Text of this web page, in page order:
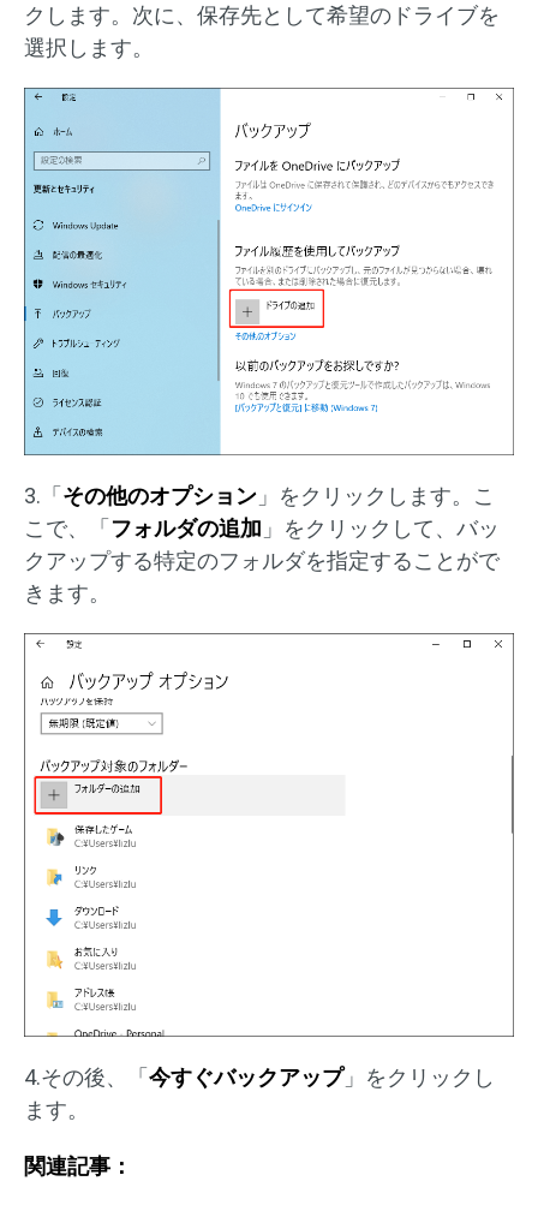
クします。次に、保存先として希望のドライブを
選択します。
3.「その他のオプション 」をクリックします。こ
こで、「フォルダの追加 」をクリックして、バッ
クアップする特定のフォルダを指定することがで
きます。
4.その後、「今すぐバックアップ」をクリックし
ます。
関連記事：